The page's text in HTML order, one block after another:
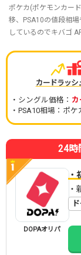
ポケカ(ポケモンカー
移、PSA10の値段相
しているのでキバゴ
カードラッシ
・シングル価格：
・PSA10相場：ポ
24時
DOPAオリパ
・
・